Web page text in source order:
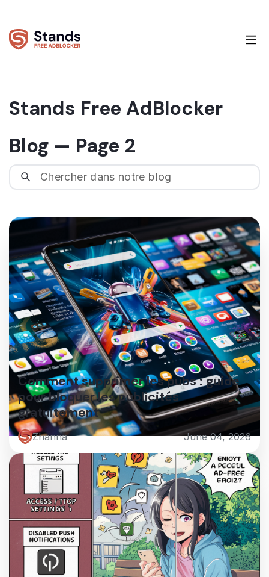
Stands Free AdBlocker
Blog — Page 2
Comment supprimer les pubs : guide
pour bloquer les publicités
gratuitement
Zhanna June 04, 2026